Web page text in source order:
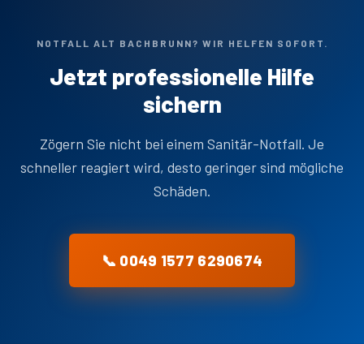
NOTFALL ALT BACHBRUNN? WIR HELFEN SOFORT.
Jetzt professionelle Hilfe
sichern
Zögern Sie nicht bei einem Sanitär-Notfall. Je
schneller reagiert wird, desto geringer sind mögliche
Schäden.
📞 0049 1577 6290674